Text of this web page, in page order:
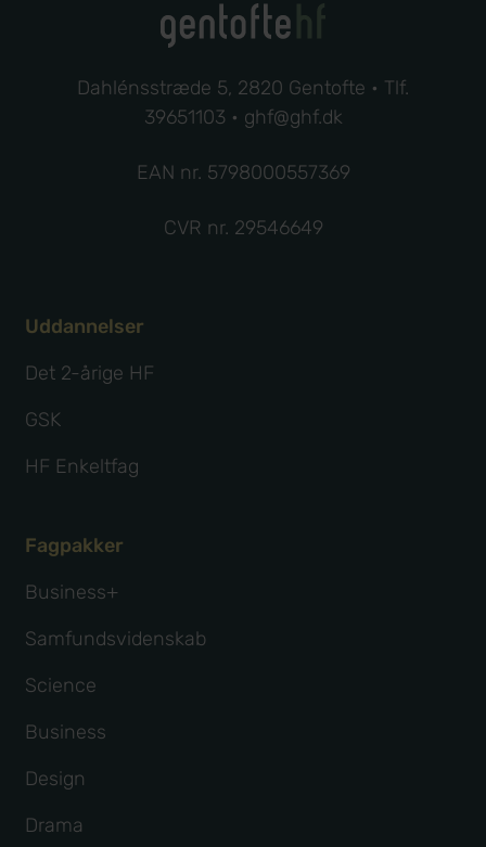
Dahlénsstræde 5, 2820 Gentofte • Tlf.
39651103 • ghf@ghf.dk
EAN nr. 5798000557369
CVR nr. 29546649
Uddannelser
Det 2-årige HF
GSK
HF Enkeltfag
Fagpakker
Business+
Samfundsvidenskab
Science
Business
Design
Drama